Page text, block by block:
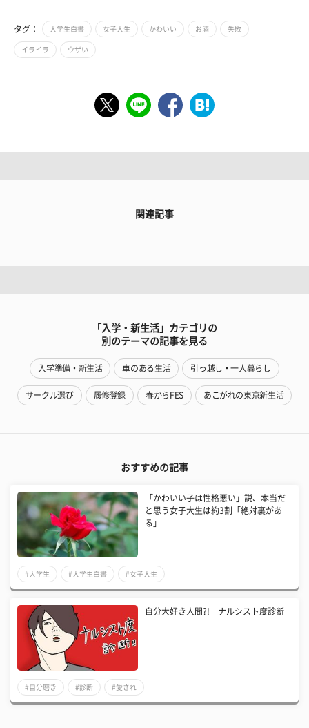
タグ： 大学生白書 女子大生 かわいい お酒 失敗
イライラ ウザい
関連記事
「入学・新生活」カテゴリの
別のテーマの記事を見る
入学準備・新生活 車のある生活 引っ越し・一人暮らし
サークル選び 履修登録 春からFES あこがれの東京新生活
おすすめの記事
「かわいい子は性格悪い」説、本当だ
と思う女子大生は約3割「絶対裏があ
る」
#大学生 #大学生白書 #女子大生
自分大好き人間?! ナルシスト度診断
#自分磨き #診断 #愛され